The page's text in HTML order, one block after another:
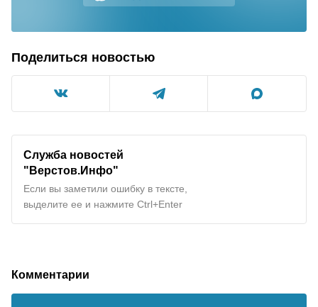
Поделиться новостью
Служба новостей
"Верстов.Инфо"
Если вы заметили ошибку в тексте,
выделите ее и нажмите Ctrl+Enter
Комментарии